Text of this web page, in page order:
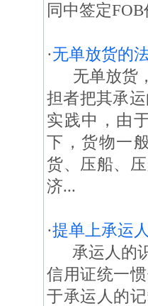
同中签定
·无单放货的
无单放货，
担者把其承
实践中，由
下，货物一
货、压船、
济...
·提单上承运
承运人的识
信用证统一
于承运人的